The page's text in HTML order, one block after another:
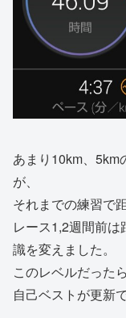
あまり10km、5km
が、
それまでの練習で
レース1,2週間前
識を変えました。
このレベルだった
自己ベストが更新